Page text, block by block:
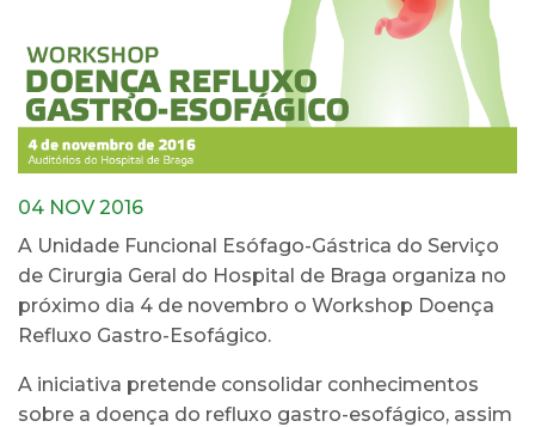
04 NOV 2016
A Unidade Funcional Esófago-Gástrica do Serviço
de Cirurgia Geral do Hospital de Braga organiza no
próximo dia 4 de novembro o Workshop Doença
Refluxo Gastro-Esofágico.
A iniciativa pretende consolidar conhecimentos
sobre a doença do refluxo gastro-esofágico, assim